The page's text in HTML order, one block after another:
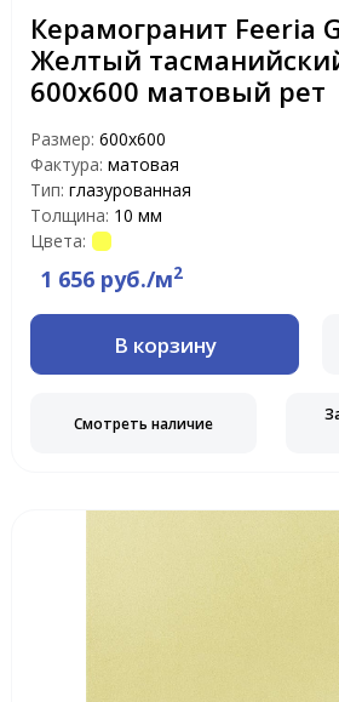
Керамогранит Feeria
Желтый
600х600 матовый рет
Размер: 600х600
Фактура: матовая
Тип: глазурованная
Толщина: 10 мм
Цвета:
1 656 руб./м2
В корзину
Смотреть наличие